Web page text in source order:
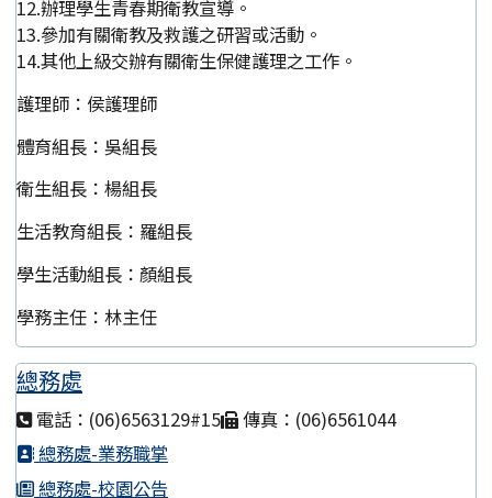
12.辦理學生青春期衛教宣導。
13.參加有關衛教及救護之研習或活動。
14.其他上級交辦有關衛生保健護理之工作。
護理師：侯護理師
體育組長：吳組長
衛生組長：楊組長
生活教育組長：羅組長
學生活動組長：顏組長
學務主任：林主任
總務處
電話：(06)6563129#15
傳真：(06)6561044
總務處-業務職掌
總務處-校園公告